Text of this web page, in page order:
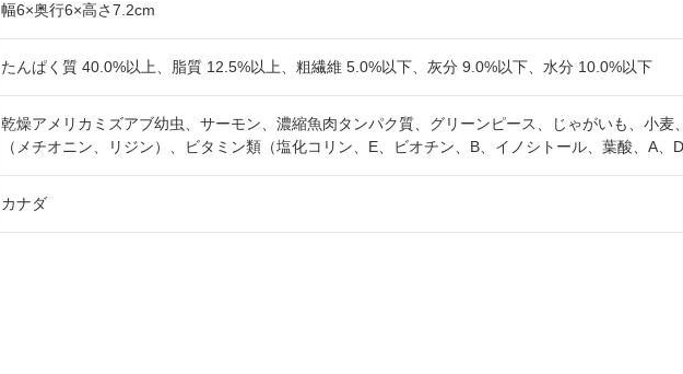
幅6×奥行6×高さ7.2cm
たんぱく質 40.0%以上、脂質 12.5%以上、粗繊維 5.0%以下、灰分 9.0%以下、水分 10.0%以下
乾燥アメリカミズアブ幼虫、サーモン、濃縮魚肉タンパク質、グリーンピース、じゃがいも、小
（メチオニン、リジン）、ビタミン類（塩化コリン、E、ビオチン、B、イノシトール、葉酸、A
カナダ